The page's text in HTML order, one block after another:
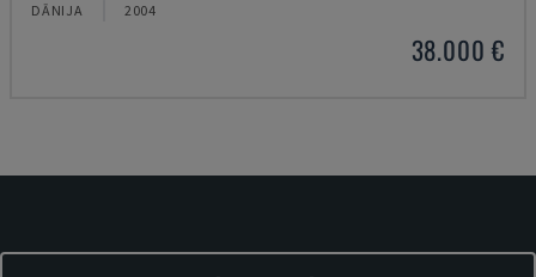
DĀNIJA 2004
38.000 €